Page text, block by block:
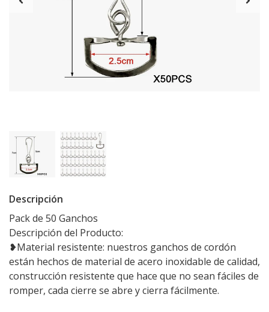
Descripción
Pack de 50 Ganchos
Descripción del Producto:
❥Material resistente: nuestros ganchos de cordón
están hechos de material de acero inoxidable de calidad,
construcción resistente que hace que no sean fáciles de
romper, cada cierre se abre y cierra fácilmente.